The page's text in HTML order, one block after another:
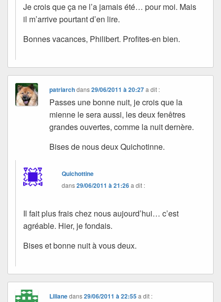
Je crois que ça ne l’a jamais été… pour moi. Mais
il m’arrive pourtant d’en lire.
Bonnes vacances, Philibert. Profites-en bien.
patriarchdans29/06/2011 à 20:27 a dit :
Passes une bonne nuit, je crois que la
mienne le sera aussi, les deux fenêtres
grandes ouvertes, comme la nuit dernère.
Bises de nous deux Quichotinne.
Quichottine
dans29/06/2011 à 21:26a dit :
Il fait plus frais chez nous aujourd’hui… c’est
agréable. Hier, je fondais.
Bises et bonne nuit à vous deux.
Lilianedans29/06/2011 à 22:55 a dit :